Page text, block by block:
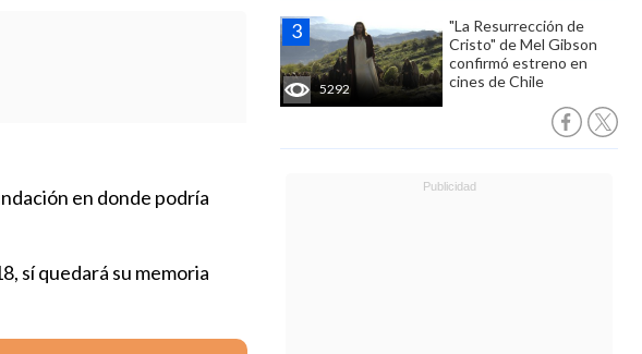
5292
"La Resurrección de
Cristo" de Mel Gibson
confirmó estreno en
cines de Chile
en donde podría
sí quedará su memoria